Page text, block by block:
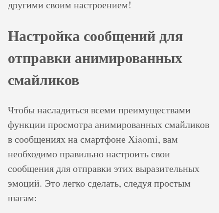
другими своим настроением!
Настройка сообщений для
отправки анимированных
смайликов
Чтобы насладиться всеми преимуществами
функции просмотра анимированных смайликов
в сообщениях на смартфоне Xiaomi, вам
необходимо правильно настроить свои
сообщения для отправки этих выразительных
эмоций. Это легко сделать, следуя простым
шагам: